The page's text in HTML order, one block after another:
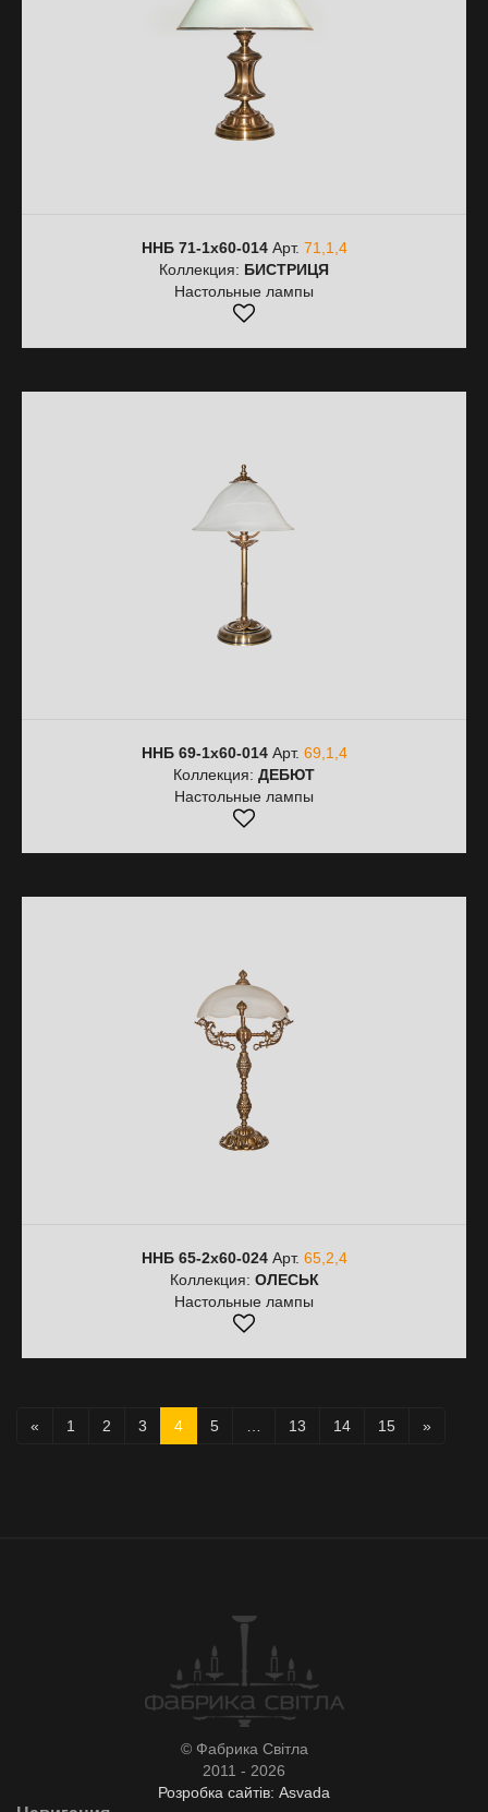
ННБ 71-1х60-014Арт. 71,1,4
Коллекция: БИСТРИЦЯ
Настольные лампы
ННБ 69-1х60-014Арт. 69,1,4
Коллекция: ДЕБЮТ
Настольные лампы
ННБ 65-2х60-024Арт. 65,2,4
Коллекция: ОЛЕСЬК
Настольные лампы
« 1 2 3 4 5 13 14 15 »
© Фабрика Світла
2011 - 2026
Розробка сайтів: Asvada